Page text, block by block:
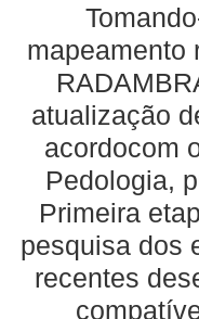
mapeamento
atualização
acordocom
Pedologia,
Primeira
pesquisa dos
recentes